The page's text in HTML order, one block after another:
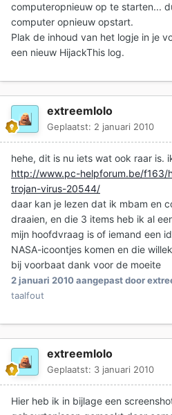
computeropnieuw op te starten...
computer opnieuw opstart.
Plak de inhoud van het logje in je
een nieuw HijackThis log.
extreemlolo
Geplaatst: 2 januari 2010
hehe, dit is nu iets wat ook raar is.
http://www.pc-helpforum.be/f163/
trojan-virus-20544/
daar kan je lezen dat ik mbam en
draaien, en die 3 items heb ik al
mijn hoofdvraag is of iemand een
NASA-icoontjes komen en die
bij voorbaat dank voor de moeite
2 januari 2010aangepast door
taalfout
extreemlolo
Geplaatst: 3 januari 2010
Hier heb ik in bijlage een